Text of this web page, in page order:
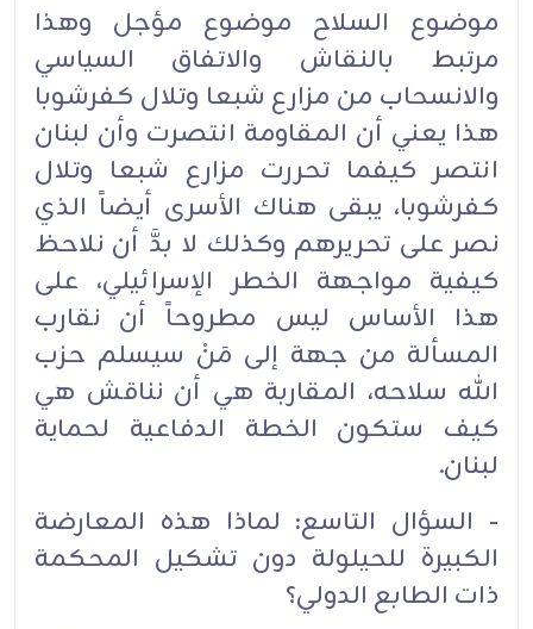
موضوع السلاح موضوع مؤجل وهذا
مرتبط بالنقاش والاتفاق السياسي
والانسحاب من مزارع شبعا وتلال كفرشوبا
هذا يعني أن المقاومة انتصرت وأن لبنان
انتصر كيفما تحررت مزارع شبعا وتلال
كفرشوبا، يبقى هناك الأسرى أيضاً الذي
نصر على تحريرهم وكذلك لا بدَّ أن نلاحظ
كيفية مواجهة الخطر الإسرائيلي، على
هذا الأساس ليس مطروحاً أن نقارب
المسألة من جهة إلى مَنْ سيسلم حزب
الله سلاحه، المقاربة هي أن نناقش هي
كيف ستكون الخطة الدفاعية لحماية
لبنان.
- السؤال التاسع: لماذا هذه المعارضة
الكبيرة للحيلولة دون تشكيل المحكمة
ذات الطابع الدولي؟